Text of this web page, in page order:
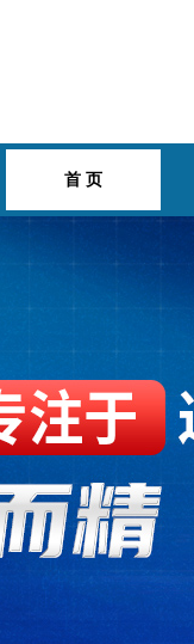
首 页